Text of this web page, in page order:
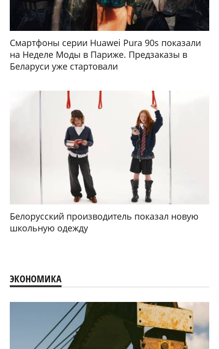
Смартфоны серии Huawei Pura 90s показали
на Неделе Моды в Париже. Предзаказы в
Беларуси уже стартовали
Белорусский производитель показал новую
школьную одежду
ЭКОНОМИКА